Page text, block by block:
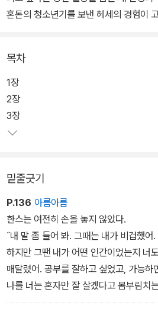
혼돈의 청소년기를 보낸 헤세의 경험이
세 자신의 모습이다.
한스 기벤라트는 슈바르츠발트라는 작은
로, 국가가 각 주(州) 의 수재들을 선발하
한 유일한 소년이다. 한스는 낚시를 좋아
에 대한 그리움은 잊고 공부에 매진해야
한스는 매일 오후 4시까지 정규 수업을
리스어 수업을 받고, 저녁 6시에는 도시
과목을 복습하고, 일주일에 두 번은 한
외를 받았다. 한스는 시험 보기 전에는 악
의 수도 슈투트가르트에서 시험을 치르
목차
1장
2장
3장
밑줄긋기
P.136 아름아름
한스는 여전히 손을 놓지 않았다.
˝내 말 좀 들어 봐. 그때는 내가 비겁했어
하지만 그땐 내가 어떤 인간이었는지 너
매달렸어. 공부를 잘하고 싶었고, 가능하
나를 너는 혼자만 잘 살겠다고 몸부림치
도 알아. 그 말이 틀리지 않다는 걸. 하지